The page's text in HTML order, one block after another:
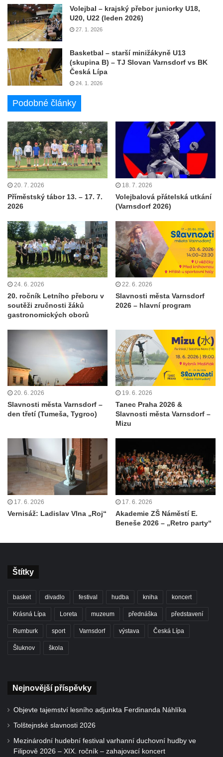
Volejbal – krajský přebor juniorky U18,
U20, U22 (leden 2026)
27. 1. 2026
Basketbal – starší minižákyně U13
(skupina B) – TJ Slovan Varnsdorf vs BK
Česká Lípa
24. 1. 2026
Podobné články
20. 7. 2026
Příměstský tábor 13. – 17. 7.
2026
18. 7. 2026
Volejbalová přátelská utkání
(Varnsdorf 2026)
24. 6. 2026
20. ročník Letního přeboru v
soutěži zručnosti žáků
gastronomických oborů
22. 6. 2026
Slavnosti města Varnsdorf
2026 – hlavní program
20. 6. 2026
Slavnosti města Varnsdorf –
den třetí (Tumeša, Tygroo)
19. 6. 2026
Tanec Praha 2026 &
Slavnosti města Varnsdorf –
Mizu
17. 6. 2026
Vernisáž: Ladislav Vlna „Roj“
17. 6. 2026
Akademie ZŠ Náměstí E.
Beneše 2026 – „Retro party“
Štítky
basket divadlo festival hudba kniha koncert
Krásná Lípa Loreta muzeum přednáška představení
Rumburk sport Varnsdorf výstava Česká Lípa
Šluknov škola
Nejnovější příspěvky
Objevte tajemství lesního adjunkta Ferdinanda Náhlíka
Tolštejnské slavnosti 2026
Mezinárodní hudební festival varhanní duchovní hudby ve
Filipově 2026 – XIX. ročník – zahajovací koncert